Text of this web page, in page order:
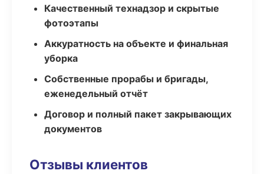
Качественный технадзор и скрытые
фотоэтапы
Аккуратность на объекте и финальная
уборка
Собственные прорабы и бригады,
еженедельный отчёт
Договор и полный пакет закрывающих
документов
Отзывы клиентов